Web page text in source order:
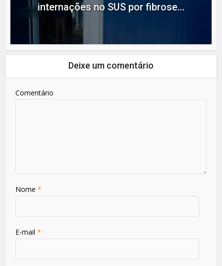
internações no SUS por fibrose...
Deixe um comentário
Comentário
Nome*
E-mail*